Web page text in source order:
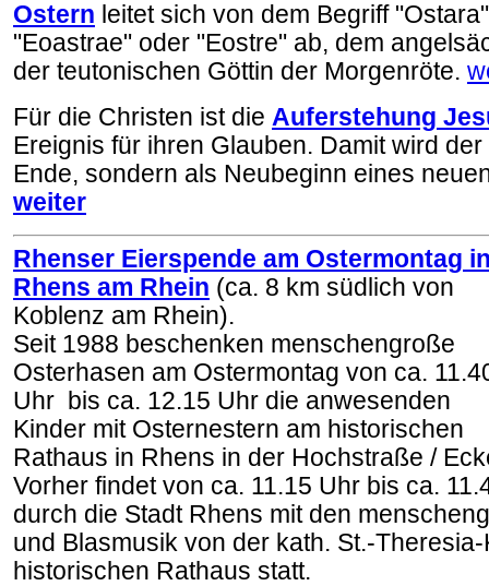
Ostern leitet sich von dem Begriff
"Eoastrae" oder "Eostre" ab, dem
der teutonischen Göttin der Morgenröte.
Für die Christen ist die Auferstehung
Ereignis für ihren Glauben. Damit wird der
Ende, sondern als Neubeginn eines
weiter
Rhenser Eierspende am Ostermontag
Rhens am Rhein (ca. 8 km südlich von
Koblenz am Rhein).
Seit 1988 beschenken menschengroße
Osterhasen am Ostermontag von ca.
Uhr bis ca. 12.15 Uhr die anwesenden
Kinder mit Osternestern am historischen
Rathaus in Rhens in der Hochstraße /
Vorher findet von ca. 11.15 Uhr bis ca.
durch die Stadt Rhens mit den
und Blasmusik von der kath. St.-
historischen Rathaus statt.